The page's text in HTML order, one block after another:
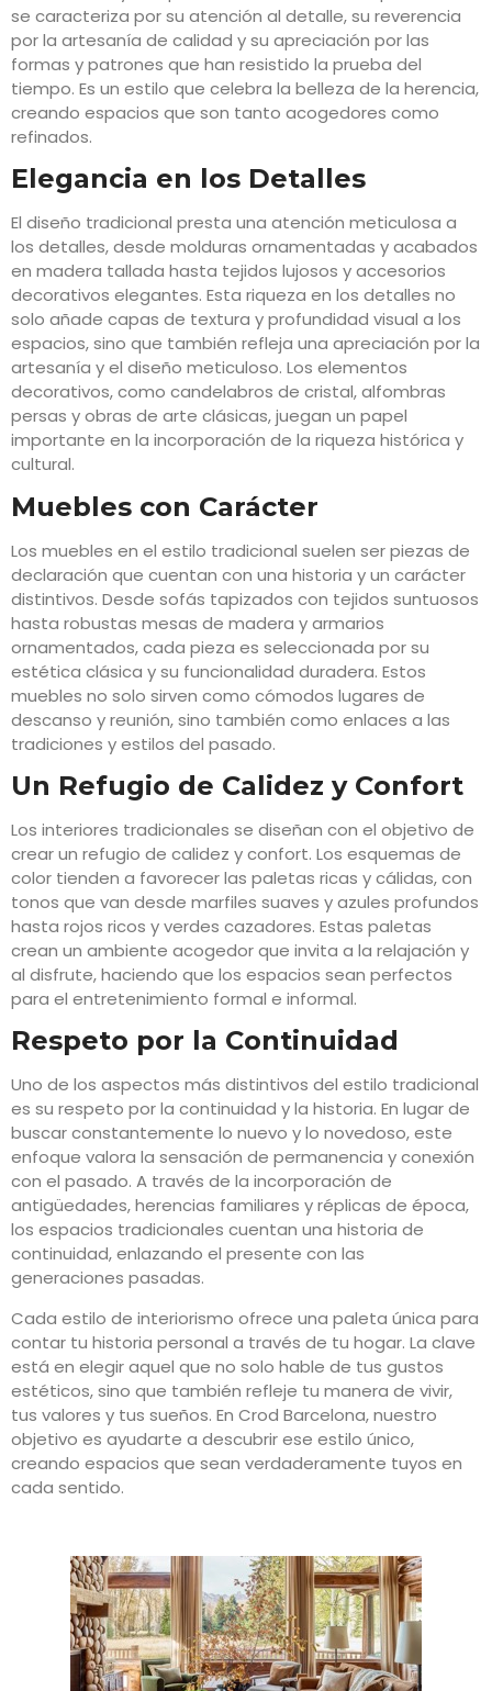
se caracteriza por su atención al detalle, su reverencia
por la artesanía de calidad y su apreciación por las
formas y patrones que han resistido la prueba del
tiempo. Es un estilo que celebra la belleza de la herencia,
creando espacios que son tanto acogedores como
refinados.
Elegancia en los Detalles
El diseño tradicional presta una atención meticulosa a
los detalles, desde molduras ornamentadas y acabados
en madera tallada hasta tejidos lujosos y accesorios
decorativos elegantes. Esta riqueza en los detalles no
solo añade capas de textura y profundidad visual a los
espacios, sino que también refleja una apreciación por la
artesanía y el diseño meticuloso. Los elementos
decorativos, como candelabros de cristal, alfombras
persas y obras de arte clásicas, juegan un papel
importante en la incorporación de la riqueza histórica y
cultural.
Muebles con Carácter
Los muebles en el estilo tradicional suelen ser piezas de
declaración que cuentan con una historia y un carácter
distintivos. Desde sofás tapizados con tejidos suntuosos
hasta robustas mesas de madera y armarios
ornamentados, cada pieza es seleccionada por su
estética clásica y su funcionalidad duradera. Estos
muebles no solo sirven como cómodos lugares de
descanso y reunión, sino también como enlaces a las
tradiciones y estilos del pasado.
Un Refugio de Calidez y Confort
Los interiores tradicionales se diseñan con el objetivo de
crear un refugio de calidez y confort. Los esquemas de
color tienden a favorecer las paletas ricas y cálidas, con
tonos que van desde marfiles suaves y azules profundos
hasta rojos ricos y verdes cazadores. Estas paletas
crean un ambiente acogedor que invita a la relajación y
al disfrute, haciendo que los espacios sean perfectos
para el entretenimiento formal e informal.
Respeto por la Continuidad
Uno de los aspectos más distintivos del estilo tradicional
es su respeto por la continuidad y la historia. En lugar de
buscar constantemente lo nuevo y lo novedoso, este
enfoque valora la sensación de permanencia y conexión
con el pasado. A través de la incorporación de
antigüedades, herencias familiares y réplicas de época,
los espacios tradicionales cuentan una historia de
continuidad, enlazando el presente con las
generaciones pasadas.
Cada estilo de interiorismo ofrece una paleta única para
contar tu historia personal a través de tu hogar. La clave
está en elegir aquel que no solo hable de tus gustos
estéticos, sino que también refleje tu manera de vivir,
tus valores y tus sueños. En Crod Barcelona, nuestro
objetivo es ayudarte a descubrir ese estilo único,
creando espacios que sean verdaderamente tuyos en
cada sentido.